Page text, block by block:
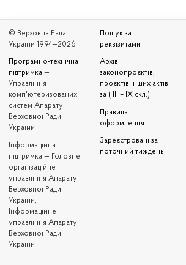
© Верховна Рада
України 1994—2026
Програмно-технічна
підтримка —
Управління
комп'ютеризованих
систем Апарату
Верховної Ради
України
Iнформаційна
підтримка — Головне
організаційне
управління Апарату
Верховної Ради
України,
Інформаційне
управління Апарату
Верховної Ради
України
Пошук за
реквізитами
Архів
законопроєктів,
проєктів інших актів
за ( III – IX скл.)
Правила
оформлення
Зареєстровані за
поточний тиждень